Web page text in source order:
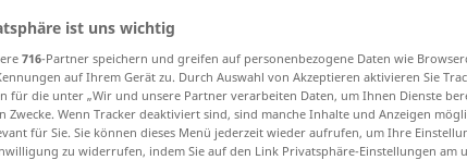
experienced reliable
ist uns wichtig
716-Partner speichern und greifen auf personenbezogene Daten wie
auf Ihrem Gerät zu. Durch Auswahl von Akzeptieren aktivieren Sie
für die unter „Wir und unsere Partner verarbeiten Daten, um Ihnen Dienste
Zwecke. Wenn Tracker deaktiviert sind, sind manche Inhalte und Anzeigen
für Sie. Sie können dieses Menü jederzeit wieder aufrufen, um Ihre
zu widerrufen, indem Sie auf den Link Privatsphäre-Einstellungen am